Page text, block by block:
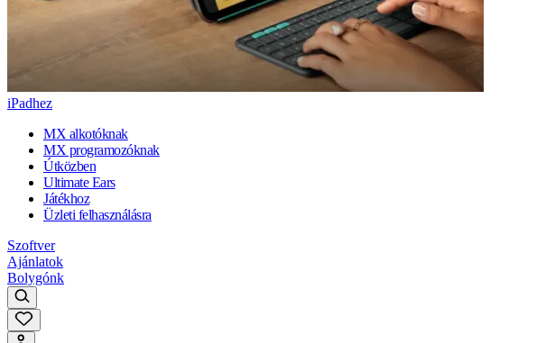
iPadhez
MX alkotóknak
MX programozóknak
Útközben
Ultimate Ears
Játékhoz
Üzleti felhasználásra
Szoftver
Ajánlatok
Bolygónk